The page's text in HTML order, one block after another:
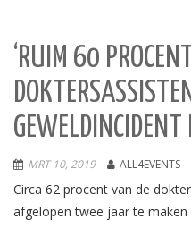
‘RUIM 60
GEWELDINCIDENT
MRT 10, 2019 ALL4EVENTS
Circa 62 procent van de
afgelopen twee jaar te maken